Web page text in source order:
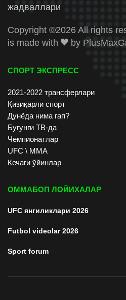
жадваллари
Copyright ©2026 All rights
is made with
by
СПОРТ ЭКСПРЕСС
2021-2022 трансферлари
Қизиқарли спорт
Дунёда нима гап?
Бугунги ТВ-да
Чемпионатлар
UFC \ ММА
Кечаги ўйинлар
ОММАБОП ЛОЙИХАЛАР
UFC янгиликлари 2026
Futbol videolar 2026
Sport forum